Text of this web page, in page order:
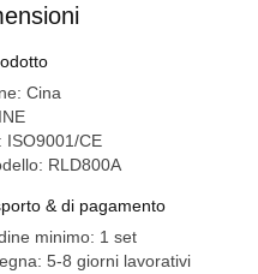
Cina
ISO9001/CE
RLD800A
& di pagamento
minimo: 1 set
5-8 giorni lavorativi